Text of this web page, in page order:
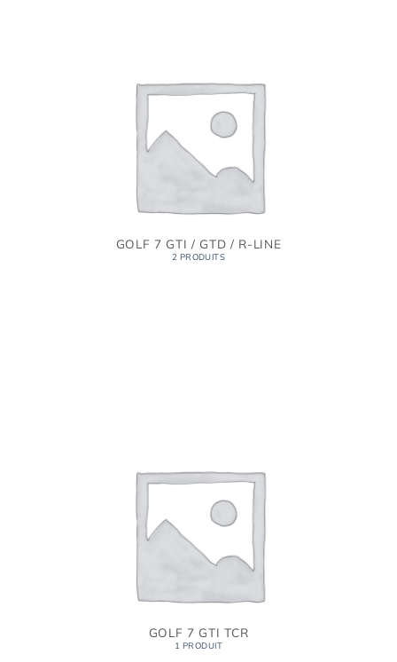
GOLF 7 GTI / GTD / R-LINE
2 PRODUITS
GOLF 7 GTI TCR
1 PRODUIT